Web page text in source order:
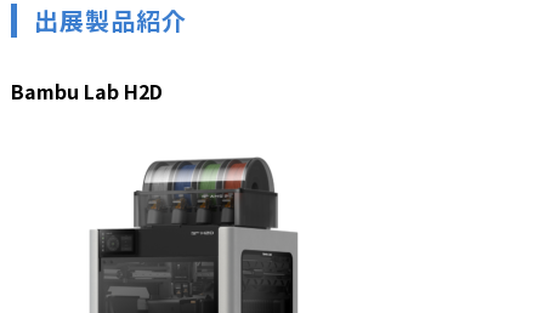
出展製品紹介
Bambu Lab H2D